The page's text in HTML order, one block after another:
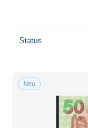
Status
Neu